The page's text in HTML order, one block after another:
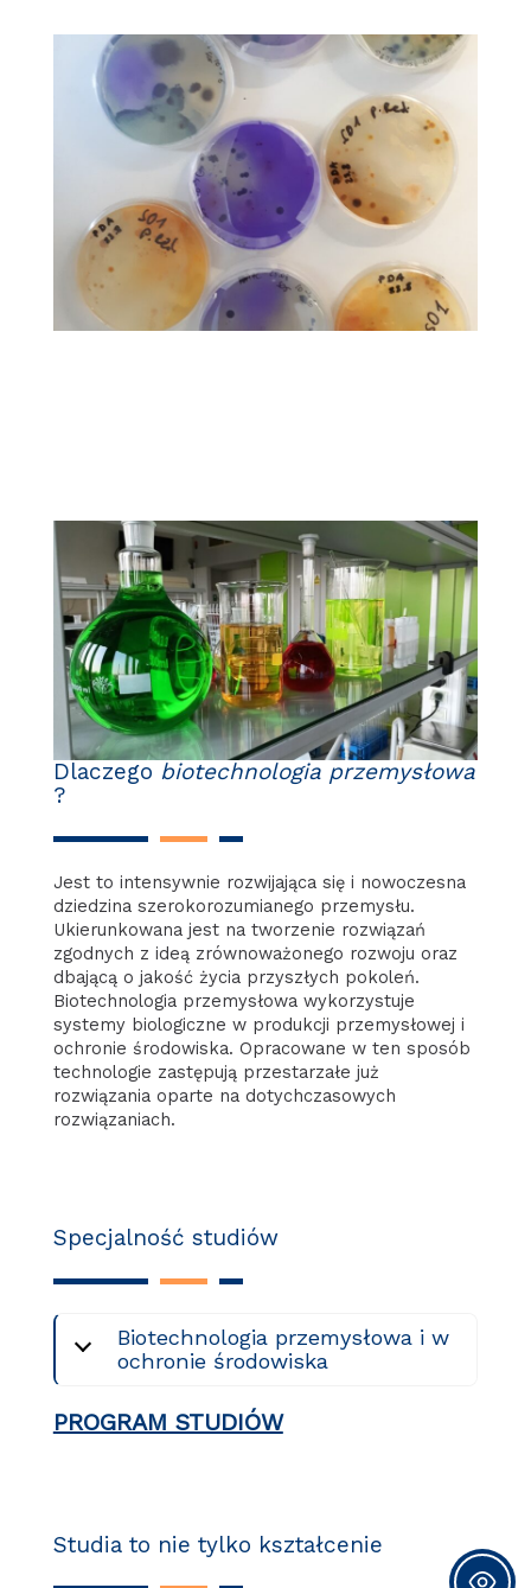
Dlaczego biotechnologia przemysłowa
?
Jest to intensywnie rozwijająca się i nowoczesna
dziedzina szerokorozumianego przemysłu.
Ukierunkowana jest na tworzenie rozwiązań
zgodnych z ideą zrównoważonego rozwoju oraz
dbającą o jakość życia przyszłych pokoleń.
Biotechnologia przemysłowa wykorzystuje
systemy biologiczne w produkcji przemysłowej i
ochronie środowiska. Opracowane w ten sposób
technologie zastępują przestarzałe już
rozwiązania oparte na dotychczasowych
rozwiązaniach.
Specjalność studiów
Biotechnologia przemysłowa i w
ochronie środowiska
PROGRAM STUDIÓW
Studia to nie tylko kształcenie